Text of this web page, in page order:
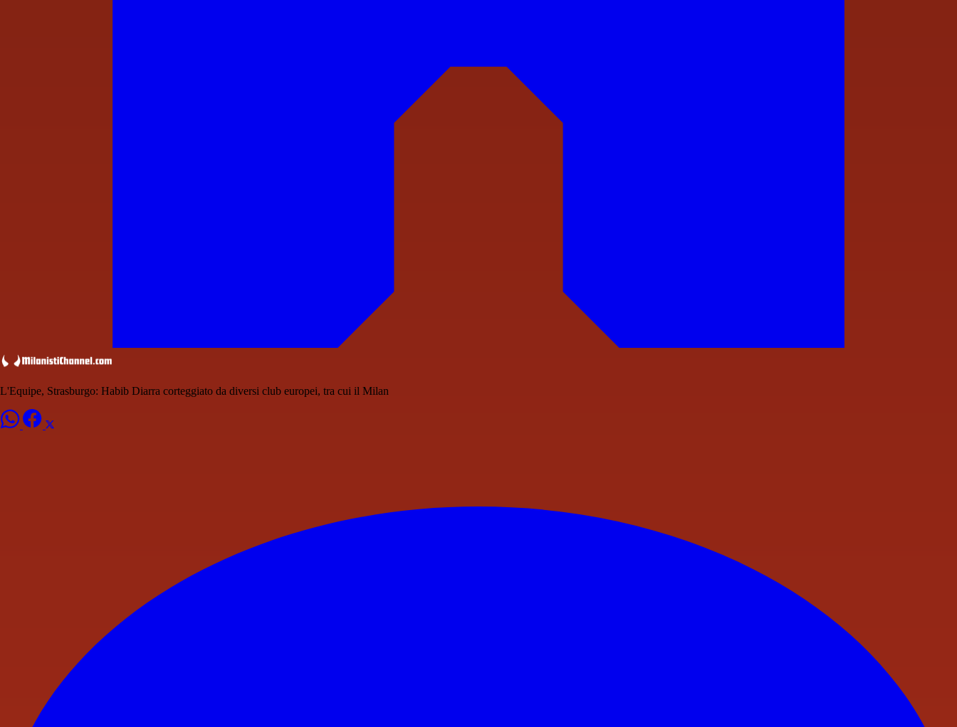
L'Equipe, Strasburgo: Habib Diarra corteggiato da diversi club europei, tra cui il Milan